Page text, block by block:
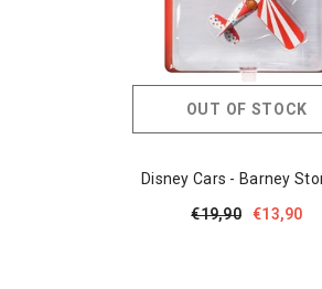
OUT OF STOCK
Disney Cars - Barney
€19,90
€13,90